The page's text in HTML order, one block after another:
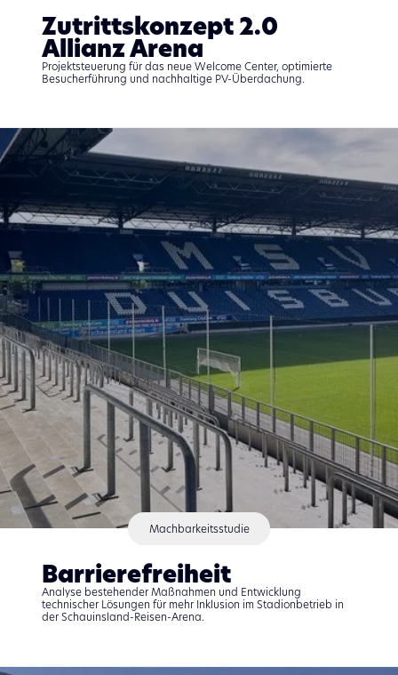
Zutrittskonzept 2.0 ​
Allianz Arena
Projektsteuerung für das neue Welcome Center, optimierte
Besucherführung und nachhaltige PV-Überdachung.
Machbarkeitsstudie
Barrierefreiheit
Analyse bestehender Maßnahmen und Entwicklung
technischer Lösungen für mehr Inklusion im Stadionbetrieb in
der Schauinsland-Reisen-Arena.